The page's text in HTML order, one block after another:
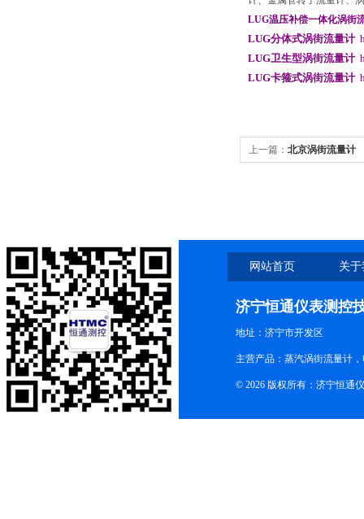
LUG温压补偿一体化涡街
LUG分体式涡街流量计
LUG卫生型涡街流量计
LUG卡箍式涡街流量计
上一篇： 北京涡街流量计
网站首页 关
济宁恒通仪表测控
地址：济宁市开发区
主营产品：蒸汽涡街流量计
© 2026 版权所有：济宁恒通